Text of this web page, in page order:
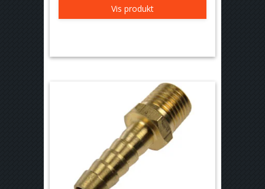
Vis produkt